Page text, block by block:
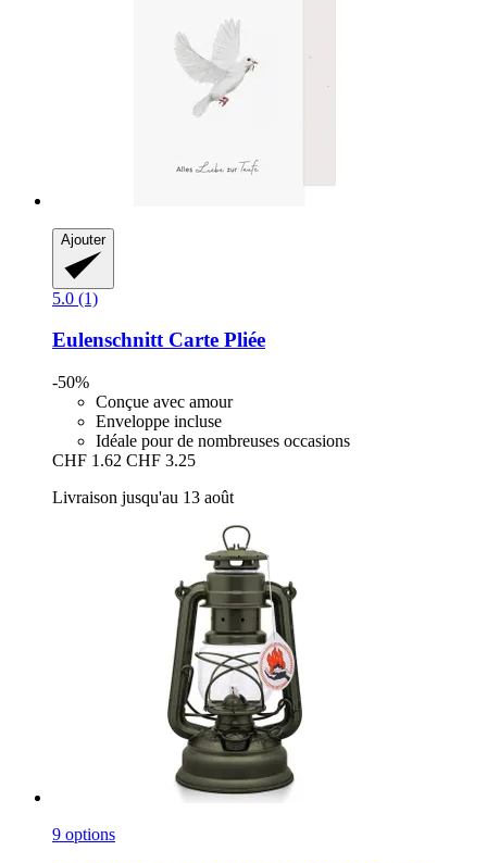
Ajouter
5.0 (1)
EulenschnittCarte Pliée
-50%
Conçue avec amour
Enveloppe incluse
Idéale pour de nombreuses occasions
CHF 1.62 CHF 3.25
Livraison jusqu'au 13 août
9 options